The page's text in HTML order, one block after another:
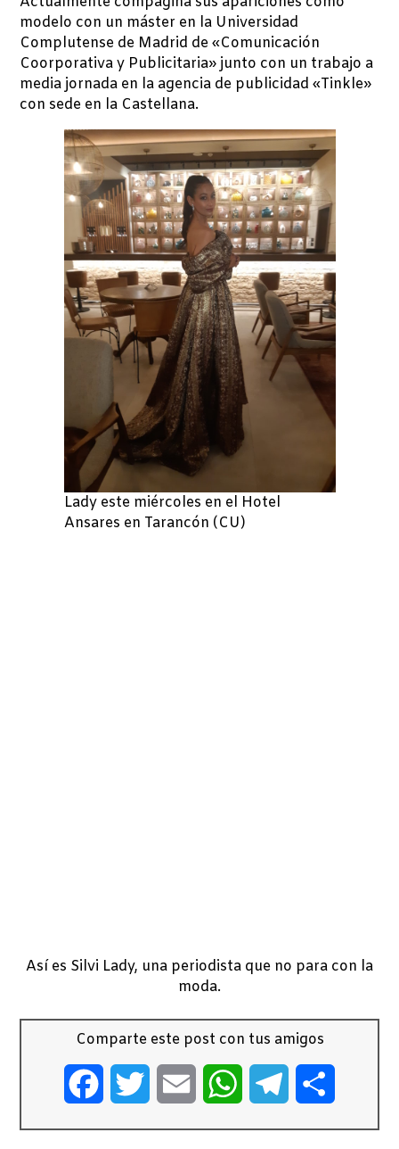
modelo con un máster en la Universidad
Complutense de Madrid de «Comunicación
Coorporativa y Publicitaria» junto con un trabajo a
media jornada en la agencia de publicidad «Tinkle»
con sede en la Castellana.
Lady este miércoles en el Hotel
Ansares en Tarancón (CU)
Así es Silvi Lady, una periodista que no para con la
moda.
Comparte este post con tus amigos
FacebookTwitter Email WhatsAppTelegram